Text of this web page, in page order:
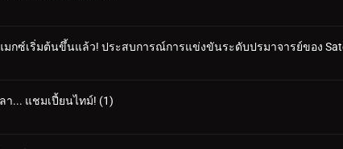
มกซ์เริ่มต้นขึ้นแล้ว! ประสบการณ์การแข่งขันระดับปรมาจารย์ของ
า... แชมเปี้ยนไทม์! (1)